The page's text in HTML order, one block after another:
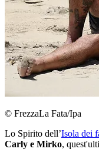
© FrezzaLa Fata/Ipa
Lo Spirito dell’Isola dei
Carly e Mirko,